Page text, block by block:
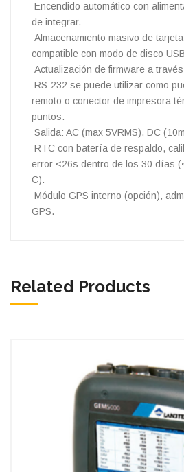
Encendido automático con
de integrar.
Almacenamiento masivo de
compatible con modo de disco
Actualización de firmware a
RS-232 se puede utilizar como
remoto o conector de impresora
puntos.
Salida: AC (max 5VRMS), DC
RTC con batería de respaldo,
error <26s dentro de los 30 días
C).
Módulo GPS interno (opción),
GPS.
Related Products